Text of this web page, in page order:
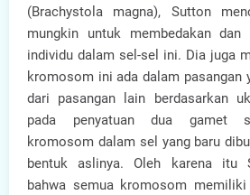
(Brachystola magna), Sutton
mungkin untuk membedakan
individu dalam sel-sel ini. Dia juga
kromosom ini ada dalam pasangan
dari pasangan lain berdasarkan
pada penyatuan dua gamet
kromosom dalam sel yang baru
bentuk aslinya. Oleh karena itu
bahwa semua kromosom